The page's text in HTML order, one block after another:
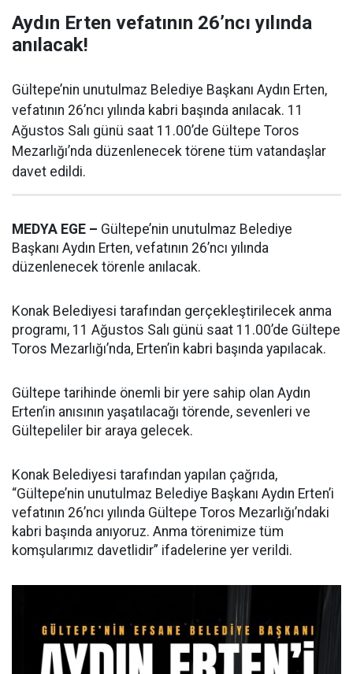
Aydın Erten vefatının 26’ncı yılında
anılacak!
Gültepe’nin unutulmaz Belediye Başkanı Aydın Erten,
vefatının 26’ncı yılında kabri başında anılacak. 11
Ağustos Salı günü saat 11.00’de Gültepe Toros
Mezarlığı’nda düzenlenecek törene tüm vatandaşlar
davet edildi.
MEDYA EGE – Gültepe’nin unutulmaz Belediye
Başkanı Aydın Erten, vefatının 26’ncı yılında
düzenlenecek törenle anılacak.
Konak Belediyesi tarafından gerçekleştirilecek anma
programı, 11 Ağustos Salı günü saat 11.00’de Gültepe
Toros Mezarlığı’nda, Erten’in kabri başında yapılacak.
Gültepe tarihinde önemli bir yere sahip olan Aydın
Erten’in anısının yaşatılacağı törende, sevenleri ve
Gültepeliler bir araya gelecek.
Konak Belediyesi tarafından yapılan çağrıda,
“Gültepe’nin unutulmaz Belediye Başkanı Aydın Erten’i
vefatının 26’ncı yılında Gültepe Toros Mezarlığı’ndaki
kabri başında anıyoruz. Anma törenimize tüm
komşularımız davetlidir” ifadelerine yer verildi.